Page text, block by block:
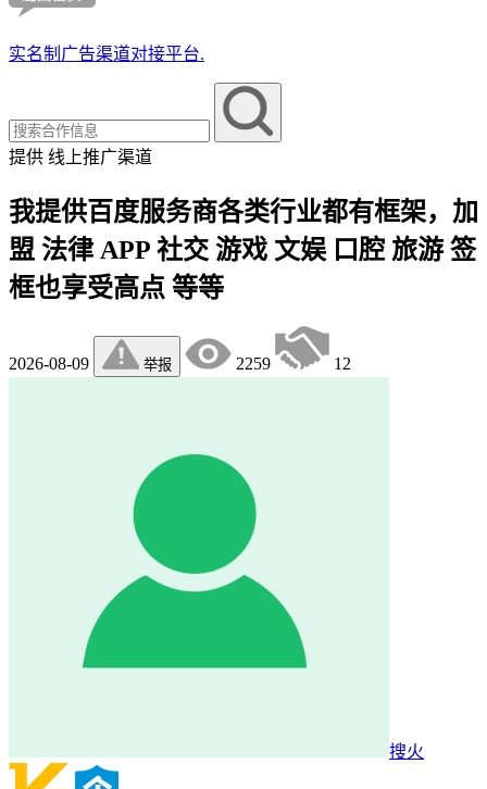
实名制广告渠道对接平台.
提供 线上推广渠道
我提供百度服务商各类行业都有框架，加
盟 法律 APP 社交 游戏 文娱 口腔 旅游 签
框也享受高点 等等
2026-08-09 举报 2259 12
搜火